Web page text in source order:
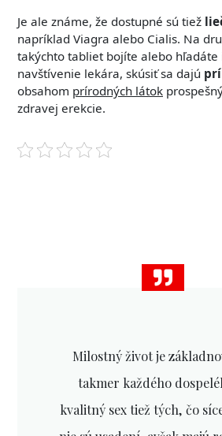
Je ale známe, že dostupné sú tiež
napríklad Viagra alebo Cialis. Na
takýchto tabliet bojíte alebo hľadáte
navštívenie lekára, skúsiť sa dajú
obsahom prírodných látok
zdravej erekcie.
Milostný život je
takmer každého
kvalitný sex tiež tých, čo